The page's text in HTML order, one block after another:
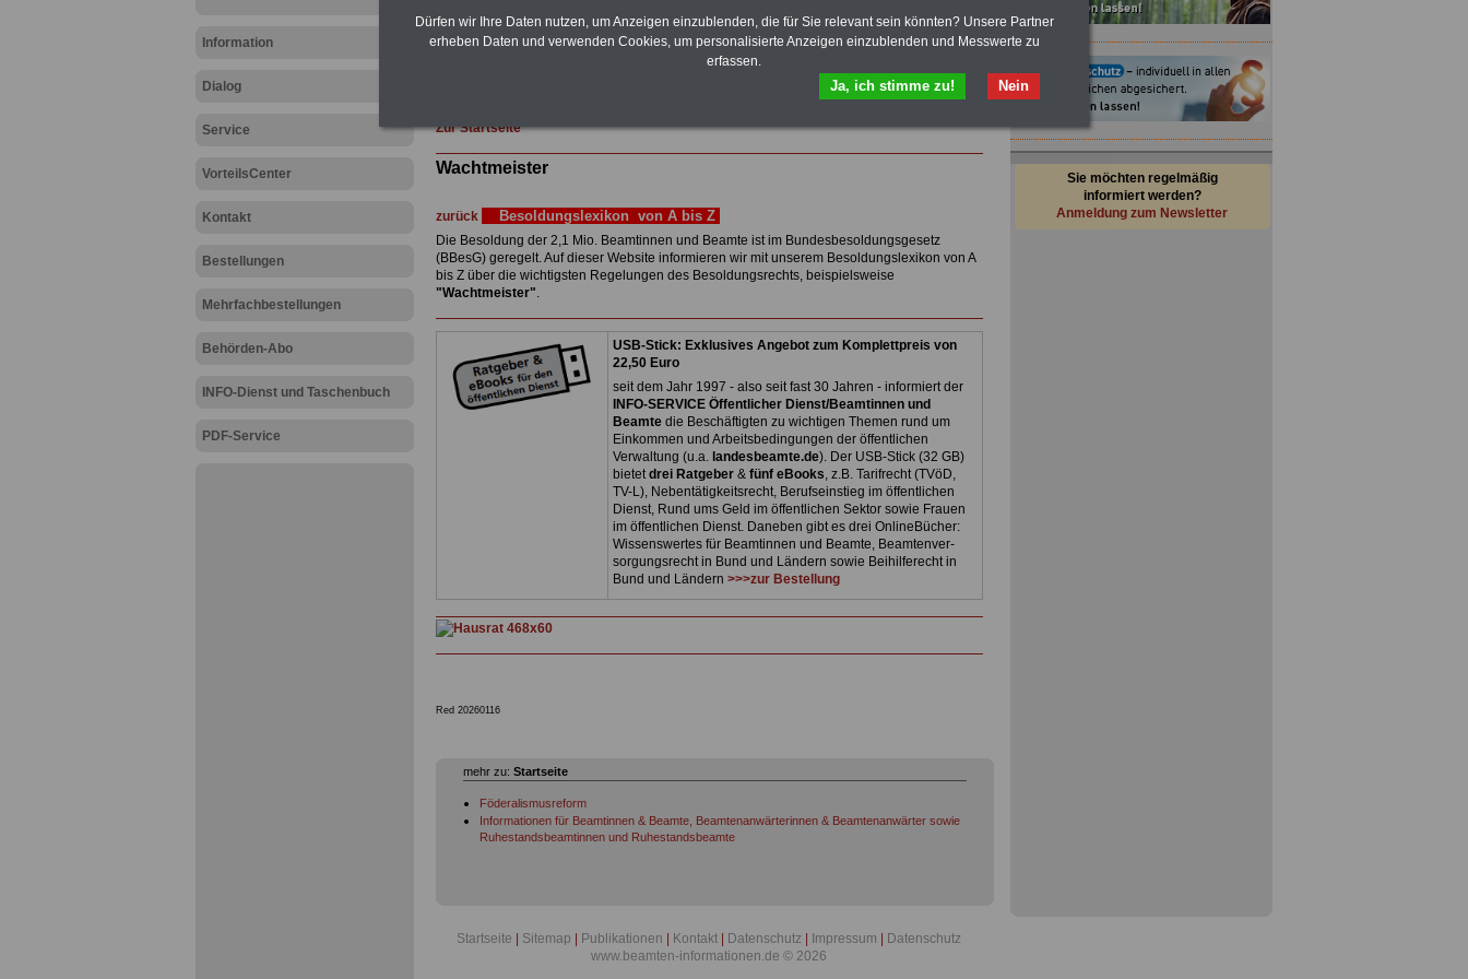
Information
Dialog
Service
VorteilsCenter
Kontakt
Bestellungen
Mehrfachbestellungen
Behörden-Abo
INFO-Dienst und Taschenbuch
PDF-Service
Post, Telekom und Postbank) sowwie einigen Ländern durch die Neuordnung der
amtsangemessen Alimentation
>>>zur (Vor)Bestellung
Hier die Sterbegeldverischerung abschließen!
Zur Startseite
Wachtmeister
zurück Besoldungslexikon von A bis Z
Die Besoldung der 2,1 Mio. Beamtinnen und Beamte ist im Bundesbesoldungsgesetz
(BBesG) geregelt. Auf dieser Website informieren wir mit unserem Besoldungslexikon von A
bis Z über die wichtigsten Regelungen des Besoldungsrechts, beispielsweise
"Wachtmeister".
USB-Stick: Exklusives Angebot zum Komplettpreis von
22,50 Euro
seit dem Jahr 1997 - also seit fast 30 Jahren - informiert der
INFO-SERVICE Öffentlicher Dienst/Beamtinnen und
Beamtedie Beschäftigten zu wichtigen Themen rund um
Einkommen und Arbeitsbedingungen der öffentlichen
Verwaltung (u.a. landesbeamte.de). Der USB-Stick (32 GB)
bietetdrei Ratgeber& fünf eBooks, z.B. Tarifrecht (TVöD,
TV-L), Nebentätigkeitsrecht, Berufseinstieg im öffentlichen
Dienst, Rund ums Geld im öffentlichen Sektor sowie Frauen
im öffentlichen Dienst. Daneben gibt es drei OnlineBücher:
Wissenswertes für Beamtinnen und Beamte, Beamtenver-
sorgungsrecht in Bund und Ländern sowie Beihilferecht in
Bund und Ländern >>>zur Bestellung
Red 20260116
mehr zu: Startseite
Föderalismusreform
Informationen für Beamtinnen & Beamte, Beamtenanwärterinnen & Beamtenanwärter sowie
Ruhestandsbeamtinnen und Ruhestandsbeamte
Startseite Sitemap Publikationen Kontakt Datenschutz Impressum
Datenschutz
www.beamten-informationen.de © 2026
Sie möchten regelmäßig
informiert werden?
Anmeldung zum Newsletter
Dürfen wir Ihre Daten nutzen, um Anzeigen einzublenden, die für Sie relevant sein könnten? Unsere Partner
erheben Daten und verwenden Cookies, um personalisierte Anzeigen einzublenden und Messwerte zu
erfassen.
Nein
Ja, ich stimme zu!